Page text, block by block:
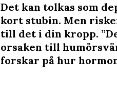
Det kan tolkas som
kort stubin. Men
till det i din kropp.
orsaken till
forskar på hur